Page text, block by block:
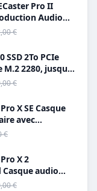
Pro II
Audio
Bluetooth et
€
SSD 2To PCIe
M.2 2280, jusqu’à
€
X SE Casque
avec
Micro
€
X 2
audio
€